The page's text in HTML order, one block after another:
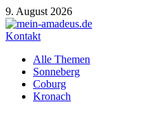
9. August 2026
Kontakt
Alle Themen
Sonneberg
Coburg
Kronach